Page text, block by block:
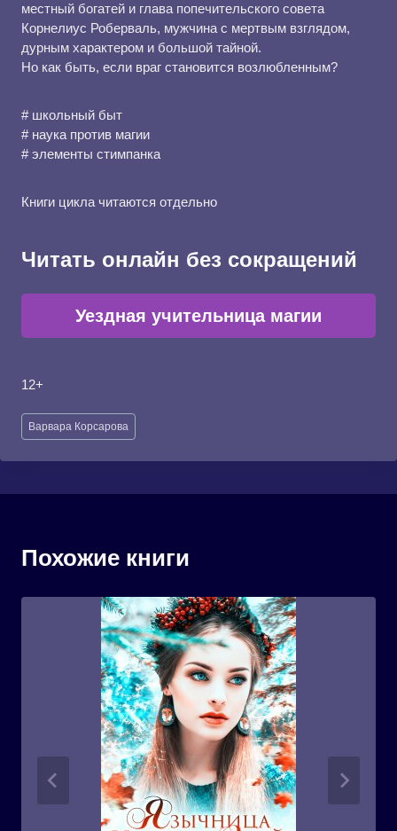
местный богатей и глава попечительского совета
Корнелиус Роберваль, мужчина с мертвым взглядом,
дурным характером и большой тайной.
Но как быть, если враг становится возлюбленным?
# школьный быт
# наука против магии
# элементы стимпанка
Книги цикла читаются отдельно
Читать онлайн без сокращений
Уездная учительница магии
12+
Метки
записи:
Варвара Корсарова
Похожие книги